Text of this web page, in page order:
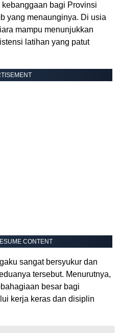
bagi Provinsi
yang menaunginya. Di usia
mampu menunjukkan
latihan yang patut
CONTENT
sangat bersyukur dan
tersebut. Menurutnya,
besar bagi
kerja keras dan disiplin